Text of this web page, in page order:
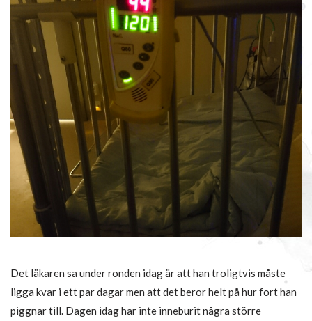
Det läkaren sa under ronden idag är att han troligtvis måste
ligga kvar i ett par dagar men att det beror helt på hur fort han
piggnar till. Dagen idag har inte inneburit några större